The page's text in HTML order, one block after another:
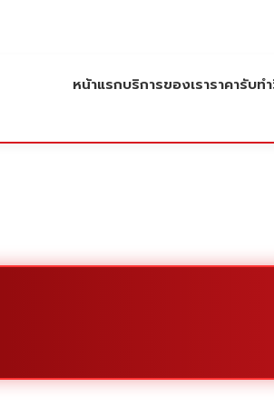
หน้าแรกบริการของเราราคารับท